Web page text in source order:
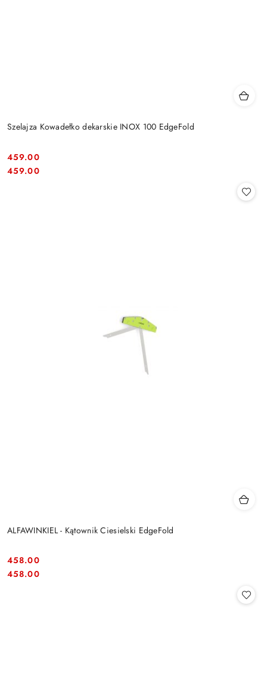
Szelajza Kowadełko dekarskie INOX 100 EdgeFold
Cena:
459.00
Cena:
459.00
ALFAWINKIEL - Kątownik Ciesielski EdgeFold
Cena:
458.00
Cena:
458.00